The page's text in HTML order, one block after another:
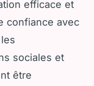
efficace et
confiance avec
sociales et
être